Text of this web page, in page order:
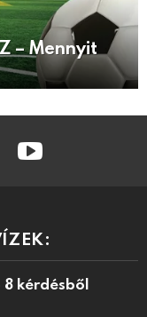
– Mennyit
8 kérdésből